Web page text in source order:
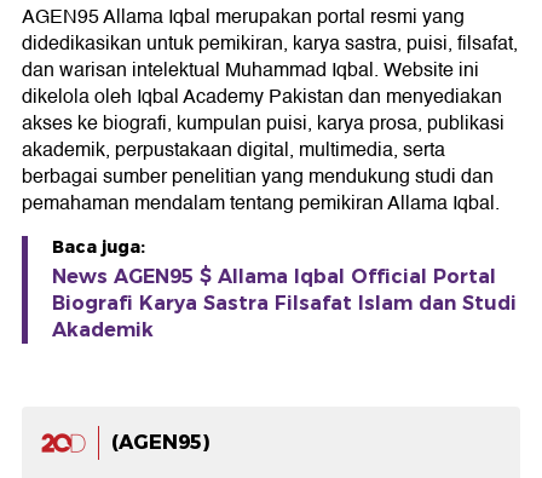
AGEN95 Allama Iqbal merupakan portal resmi yang
didedikasikan untuk pemikiran, karya sastra, puisi, filsafat,
dan warisan intelektual Muhammad Iqbal. Website ini
dikelola oleh Iqbal Academy Pakistan dan menyediakan
akses ke biografi, kumpulan puisi, karya prosa, publikasi
akademik, perpustakaan digital, multimedia, serta
berbagai sumber penelitian yang mendukung studi dan
pemahaman mendalam tentang pemikiran Allama Iqbal.
Baca juga:
News AGEN95 $ Allama Iqbal Official Portal
Biografi Karya Sastra Filsafat Islam dan Studi
Akademik
(AGEN95)